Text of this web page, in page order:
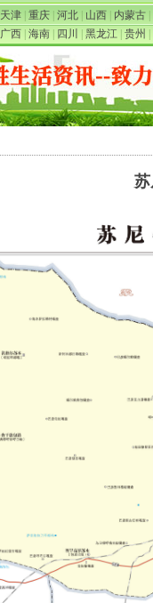
天津 重庆 河北 山西 内蒙古
广西 海南 四川 黑龙江 贵州